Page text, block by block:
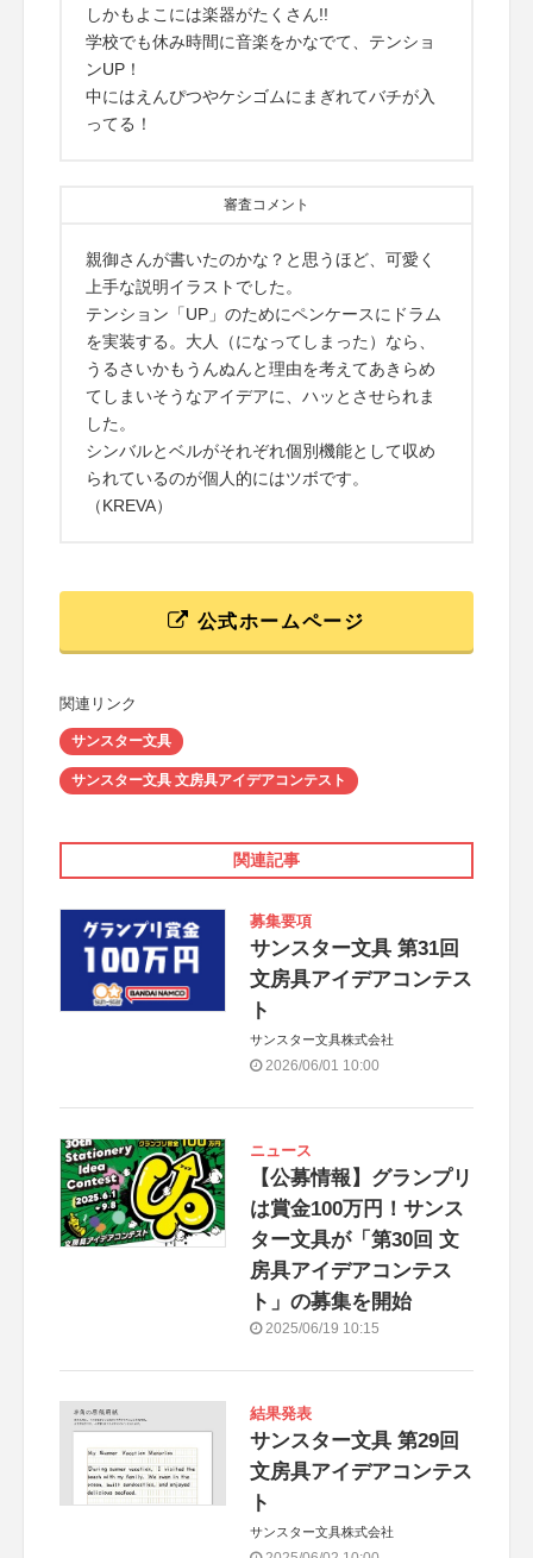
しかもよこには楽器がたくさん!!
学校でも休み時間に音楽をかなでて、テンショ
ンUP！
中にはえんぴつやケシゴムにまぎれてバチが入
ってる！
審査コメント
親御さんが書いたのかな？と思うほど、可愛く
上手な説明イラストでした。
テンション「UP」のためにペンケースにドラム
を実装する。大人（になってしまった）なら、
うるさいかもうんぬんと理由を考えてあきらめ
てしまいそうなアイデアに、ハッとさせられま
した。
シンバルとベルがそれぞれ個別機能として収め
られているのが個人的にはツボです。
（KREVA）
公式ホームページ
関連リンク
サンスター文具
サンスター文具 文房具アイデアコンテスト
関連記事
募集要項
サンスター文具 第31回
文房具アイデアコンテス
ト
サンスター文具株式会社
2026/06/01 10:00
ニュース
【公募情報】グランプリ
は賞金100万円！サンス
ター文具が「第30回 文
房具アイデアコンテス
ト」の募集を開始
2025/06/19 10:15
結果発表
サンスター文具 第29回
文房具アイデアコンテス
ト
サンスター文具株式会社